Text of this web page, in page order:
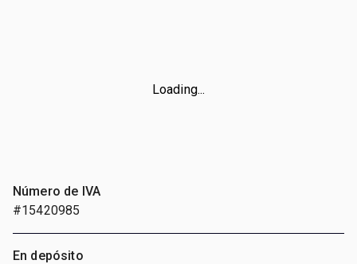
Loading...
Número de IVA
#15420985
En depósito